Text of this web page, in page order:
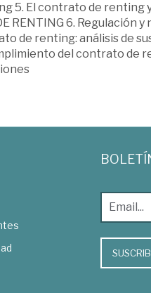
5. El contrato de renting y
RENTING 6.
de renting: análisis de
del contrato de